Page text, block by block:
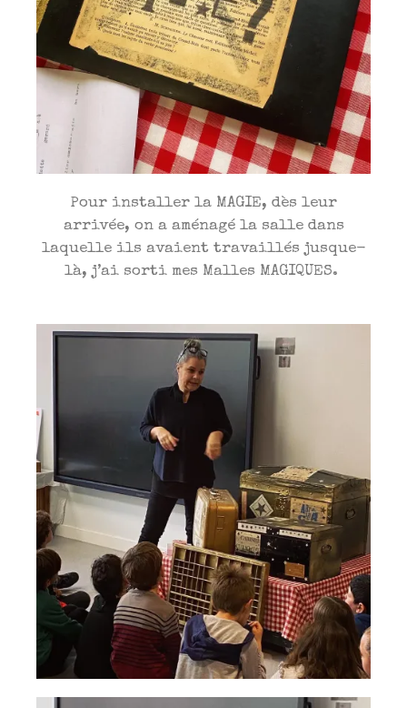
Pour installer la MAGIE, dès leur
arrivée, on a aménagé la salle dans
laquelle ils avaient travaillés jusque-
là, j’ai sorti mes Malles MAGIQUES.